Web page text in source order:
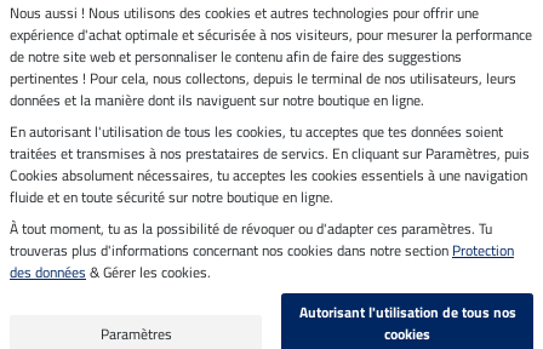
Boutique climatiquement
neutre
Livraison par
Paiement sécurisé
Mentions légales
Dernière actualisation le 06.08.2026 à 07:11
Tous les prix s'entendent TVA incluse et
frais de port en sus
Nous aussi ! Nous utilisons des cookies et autres technologies pour offrir une
expérience d'achat optimale et sécurisée à nos visiteurs, pour mesurer la performance
de notre site web et personnaliser le contenu afin de faire des suggestions
pertinentes ! Pour cela, nous collectons, depuis le terminal de nos utilisateurs, leurs
données et la manière dont ils naviguent sur notre boutique en ligne.
En autorisant l'utilisation de tous les cookies, tu acceptes que tes données soient
traitées et transmises à nos prestataires de servics. En cliquant sur Paramètres, puis
Cookies absolument nécessaires, tu acceptes les cookies essentiels à une navigation
fluide et en toute sécurité sur notre boutique en ligne.
À tout moment, tu as la possibilité de révoquer ou d'adapter ces paramètres. Tu
trouveras plus d'informations concernant nos cookies dans notre section Protection
des données & Gérer les cookies.
Paramètres
Autorisant l'utilisation de tous nos
cookies